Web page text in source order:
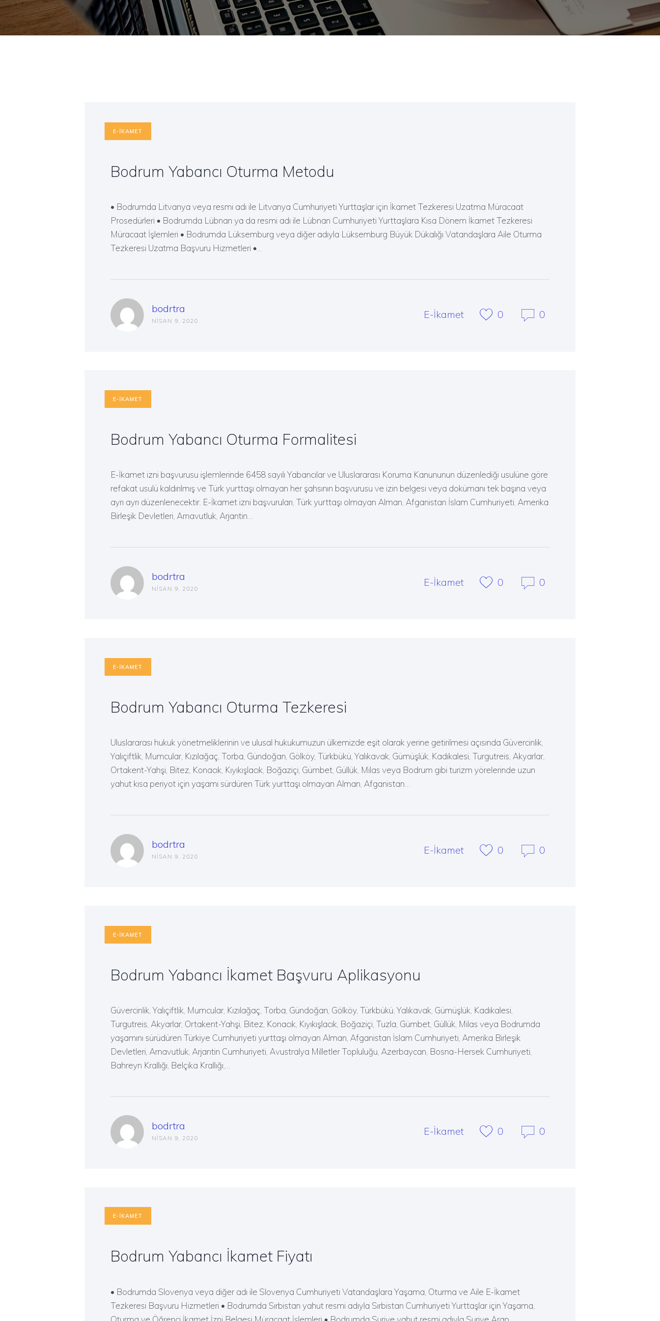
E-İKAMET
Bodrum Yabancı Oturma Metodu
• Bodrumda Litvanya veya resmi adı ile Litvanya Cumhuriyeti Yurttaşlar için İkamet Tezkeresi Uzatma Müracaat
Prosedürleri • Bodrumda Lübnan ya da resmi adı ile Lübnan Cumhuriyeti Yurttaşlara Kısa Dönem İkamet Tezkeresi
Müracaat İşlemleri • Bodrumda Lüksemburg veya diğer adıyla Lüksemburg Büyük Dükalığı Vatandaşlara Aile Oturma
Tezkeresi Uzatma Başvuru Hizmetleri •…
bodrtra
NISAN 9, 2020
E-İkamet 0 0
E-İKAMET
Bodrum Yabancı Oturma Formalitesi
E-İkamet izni başvurusu işlemlerinde 6458 sayılı Yabancılar ve Uluslararası Koruma Kanununun düzenlediği usulüne göre
refakat usulü kaldırılmış ve Türk yurttaşı olmayan her şahsının başvurusu ve izin belgesi veya dokümanı tek başına veya
ayrı ayrı düzenlenecektir. E-İkamet izni başvuruları, Türk yurttaşı olmayan Alman, Afganistan İslam Cumhuriyeti, Amerika
Birleşik Devletleri, Arnavutluk, Arjantin…
bodrtra
NISAN 9, 2020
E-İkamet 0 0
E-İKAMET
Bodrum Yabancı Oturma Tezkeresi
Uluslararası hukuk yönetmeliklerinin ve ulusal hukukumuzun ülkemizde eşit olarak yerine getirilmesi açısında Güvercinlik,
Yalıçiftlik, Mumcular, Kızılağaç, Torba, Gündoğan, Gölköy, Türkbükü, Yalıkavak, Gümüşlük, Kadıkalesi, Turgutreis, Akyarlar,
Ortakent-Yahşi, Bitez, Konacık, Kıyıkışlacık, Boğaziçi, Gümbet, Güllük, Milas veya Bodrum gibi turizm yörelerinde uzun
yahut kısa periyot için yaşamı sürdüren Türk yurttaşı olmayan Alman, Afganistan…
bodrtra
NISAN 9, 2020
E-İkamet 0 0
E-İKAMET
Bodrum Yabancı İkamet Başvuru Aplikasyonu
Güvercinlik, Yalıçiftlik, Mumcular, Kızılağaç, Torba, Gündoğan, Gölköy, Türkbükü, Yalıkavak, Gümüşlük, Kadıkalesi,
Turgutreis, Akyarlar, Ortakent-Yahşi, Bitez, Konacık, Kıyıkışlacık, Boğaziçi, Tuzla, Gümbet, Güllük, Milas veya Bodrumda
yaşamını sürüdüren Türkiye Cumhuriyeti yurttaşı olmayan Alman, Afganistan İslam Cumhuriyeti, Amerika Birleşik
Devletleri, Arnavutluk, Arjantin Cumhuriyeti, Avustralya Milletler Topluluğu, Azerbaycan, Bosna-Hersek Cumhuriyeti,
Bahreyn Krallığı, Belçika Krallığı,…
bodrtra
NISAN 9, 2020
E-İkamet 0 0
E-İKAMET
Bodrum Yabancı İkamet Fiyatı
• Bodrumda Slovenya veya diğer adı ile Slovenya Cumhuriyeti Vatandaşlara Yaşama, Oturma ve Aile E-İkamet
Tezkeresi Başvuru Hizmetleri • Bodrumda Sırbistan yahut resmi adıyla Sırbistan Cumhuriyeti Yurttaşlar için Yaşama,